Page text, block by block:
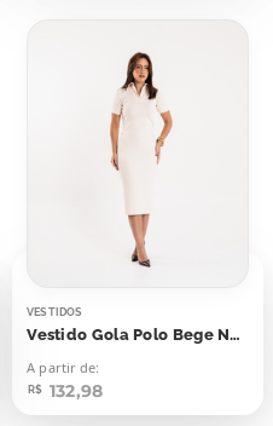
VESTIDOS
Vestido Gola Polo Bege Natural
A partir de:
R$ 132,98